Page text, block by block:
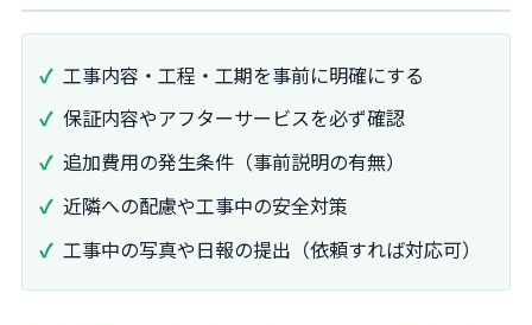
工事内容・工程・工期を事前に明確にする
保証内容やアフターサービスを必ず確認
追加費用の発生条件（事前説明の有無）
近隣への配慮や工事中の安全対策
工事中の写真や日報の提出（依頼すれば対応可）